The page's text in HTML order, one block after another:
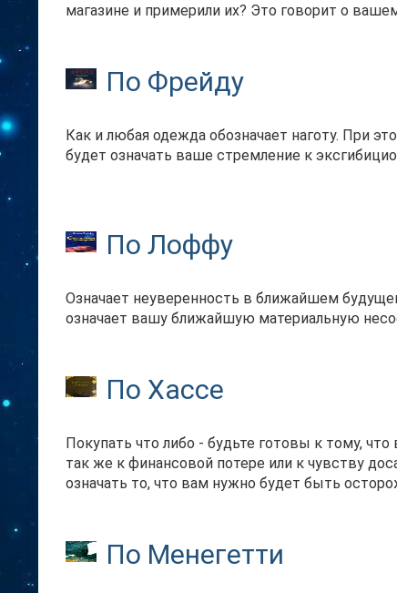
магазине и примерили их? Это говорит о
По Фрейду
Как и любая одежда обозначает наготу. При
будет означать ваше стремление к
По Лоффу
Означает неуверенность в ближайшем
означает вашу ближайшую материальную
По Хассе
Покупать что либо - будьте готовы к тому,
так же к финансовой потере или к чувству
означать то, что вам нужно будет быть
По Менегетти